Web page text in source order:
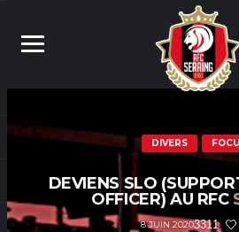
DIVERS
DEVIENS SLO
OFFICER) AU RFC
8 JUIN 20203311